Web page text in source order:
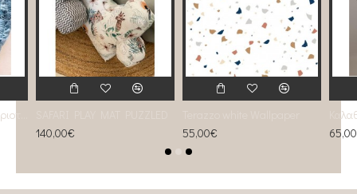
140,00€
55,00€